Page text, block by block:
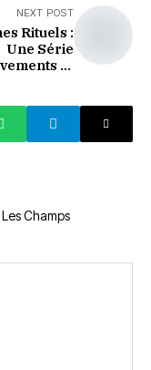
NEXT POST
Rituels :
Une Série
Et
Et Les
Sociaux
Ivoiriens
Les Champs